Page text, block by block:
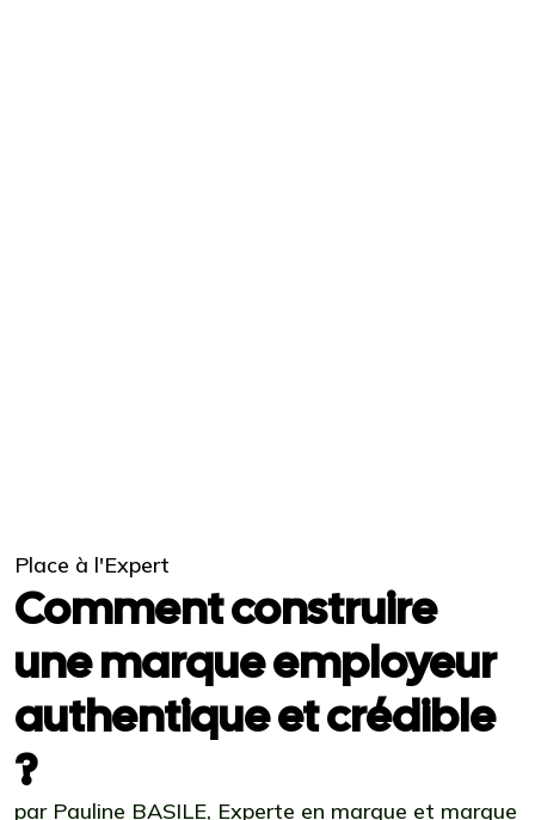
Place à l'Expert
Comment construire
une marque employeur
authentique et crédible
?
par Pauline BASILE, Experte en marque et marque